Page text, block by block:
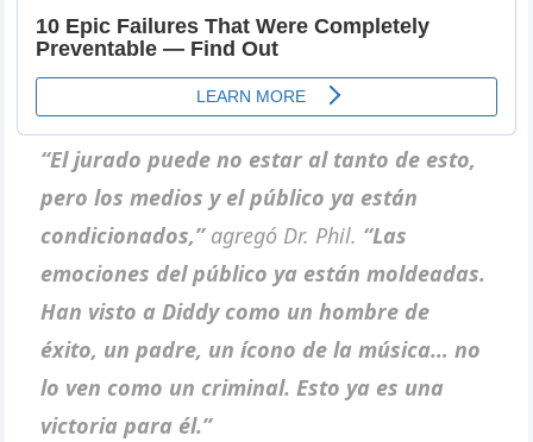
“El jurado puede no estar al tanto de esto,
pero los medios y el público ya están
condicionados,”agregó Dr. Phil. “Las
emociones del público ya están moldeadas.
Han visto a Diddy como un hombre de
éxito, un padre, un ícono de la música… no
lo ven como un criminal. Esto ya es una
victoria para él.”